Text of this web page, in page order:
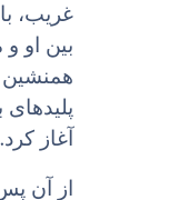
غریب،
بین او
همنشین
آغاز کرد.
از آن